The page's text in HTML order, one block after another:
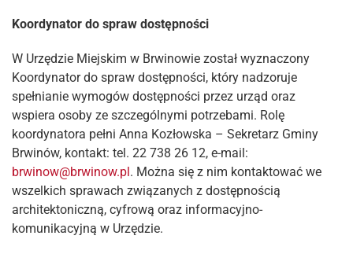
Koordynator do spraw dostępności
W Urzędzie Miejskim w Brwinowie został wyznaczony
Koordynator do spraw dostępności, który nadzoruje
spełnianie wymogów dostępności przez urząd oraz
wspiera osoby ze szczególnymi potrzebami. Rolę
koordynatora pełni Anna Kozłowska – Sekretarz Gminy
Brwinów, kontakt: tel. 22 738 26 12, e-mail:
brwinow@brwinow.pl. Można się z nim kontaktować we
wszelkich sprawach związanych z dostępnością
architektoniczną, cyfrową oraz informacyjno-
komunikacyjną w Urzędzie.